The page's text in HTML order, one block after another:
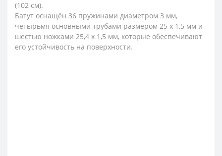
(102 см).
Батут оснащён 36 пружинами диаметром 3 мм,
четырьмя основными трубами размером 25 x 1,5 мм и
шестью ножками 25,4 x 1,5 мм, которые обеспечивают
его устойчивость на поверхности.